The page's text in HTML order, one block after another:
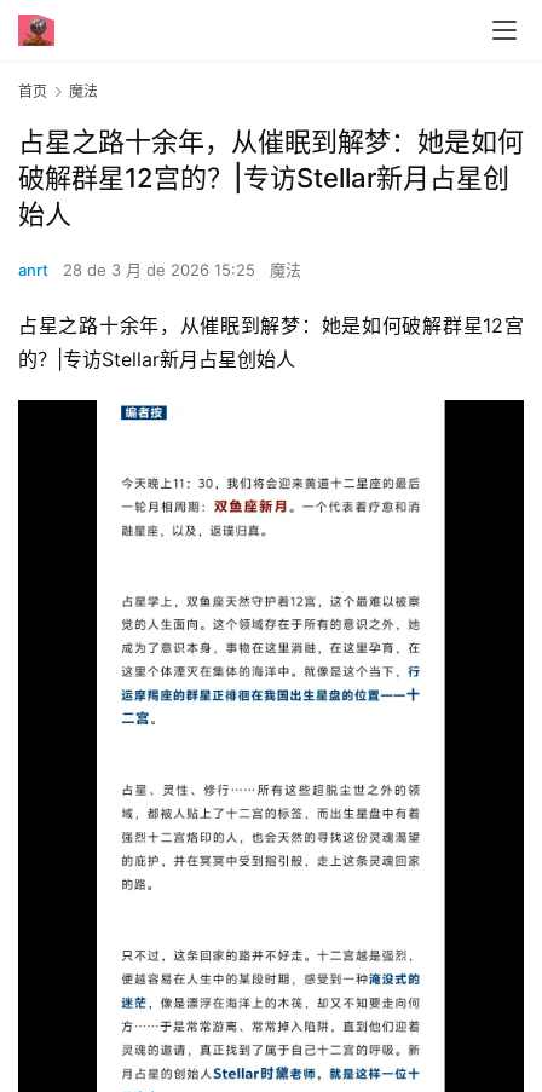
首页 魔法
占星之路十余年，从催眠到解梦：她是如何
破解群星12宫的？|专访Stellar新月占星创
始人
anrt 28 de 3 月 de 2026 15:25 魔法
占星之路十余年，从催眠到解梦：她是如何破解群星12宫
的？|专访Stellar新月占星创始人